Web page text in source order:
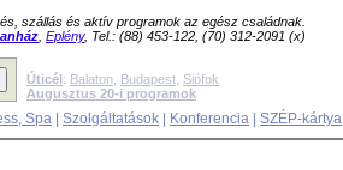
szállás és aktív programok az egész családnak.
Eplény, Tel.: (88) 453-122, (70) 312-2091 (x)
Úticél: Balaton Budapest Siófok
Augusztus 20-i programok
Spa Szolgáltatások Konferencia SZÉP-kártya